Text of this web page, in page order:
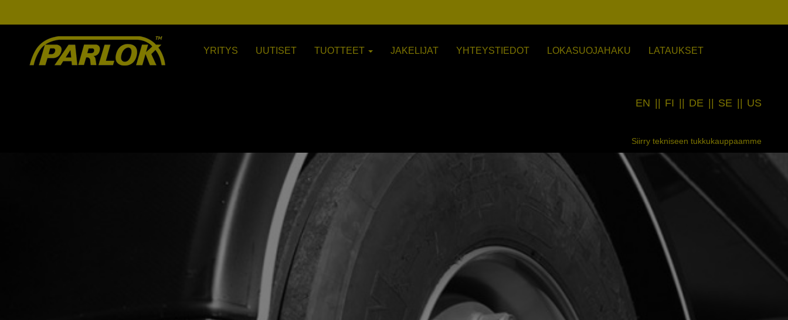
YRITYS UUTISET TUOTTEET JAKELIJAT YHTEYSTIEDOT LOKASUOJAHAKU LATAUKSET
EN FI DE SE US
Siirry tekniseen tukkukauppaamme